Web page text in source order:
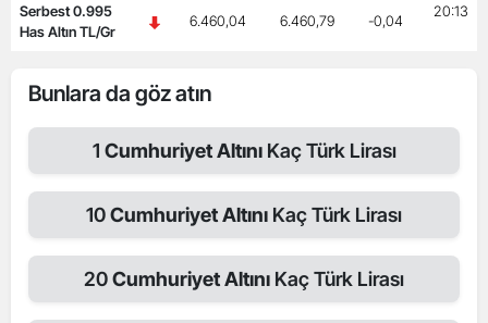
Serbest 0.995
Has Altın TL/Gr
6.460,04 6.460,79 -0,04
20:13
Bunlara da göz atın
1 Cumhuriyet AltınıKaç Türk Lirası
10Cumhuriyet Altını Kaç Türk Lirası
20Cumhuriyet Altını Kaç Türk Lirası